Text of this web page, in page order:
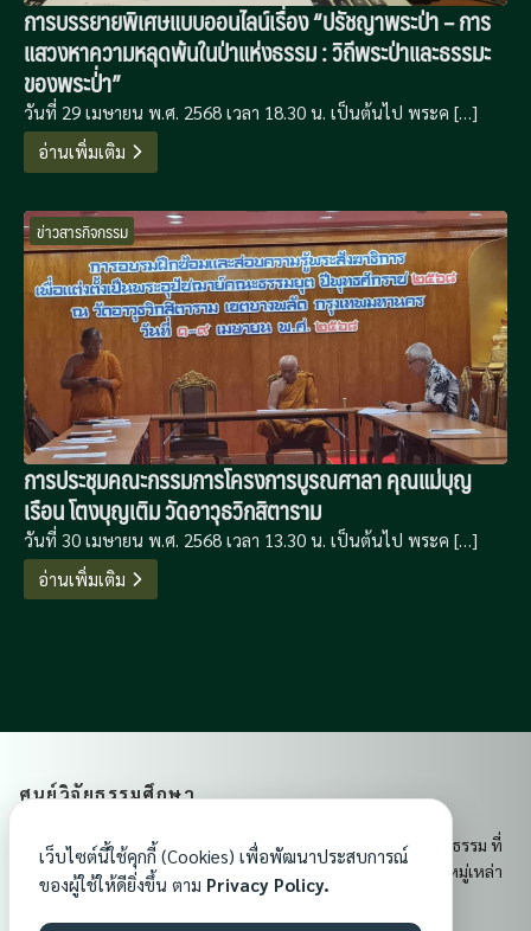
การบรรยายพิเศษแบบออนไลน์เรื่อง “ปรัชญาพระป่า – การ
แสวงหาความหลุดพ้นในป่าแห่งธรรม : วิถีพระป่าและธรรมะ
ของพระป่่า”
วันที่ 29 เมษายน พ.ศ. 2568 เวลา 18.30 น. เป็นต้นไป พระค […]
อ่านเพิ่มเติม
ข่าวสารกิจกรรม
การประชุมคณะกรรมการโครงการบูรณศาลา คุณแม่บุญ
เรือน โตงบุญเติม วัดอาวุธวิกสิตาราม
วันที่ 30 เมษายน พ.ศ. 2568 เวลา 13.30 น. เป็นต้นไป พระค […]
อ่านเพิ่มเติม
ศูนย์วิจัยธรรมศึกษา
ศูนย์วิจัยธรรมศึกษา เป็นศูนย์กลางการเรียนรู้และเผยแผ่พระพุทธธรรม ที่
ส่งเสริมคุณธรรม จริยธรรม และจิตสำนึกอันดีงามแก่ประชาชนทุกหมู่เหล่า
เพื่อสร้างสังคมที่มีความสงบสุขและมั่นคงในพระพุทธศาสนา
เว็บไซต์นี้ใช้คุกกี้ (Cookies) เพื่อพัฒนาประสบการณ์
ของผู้ใช้ให้ดียิ่งขึ้น ตาม Privacy Policy.